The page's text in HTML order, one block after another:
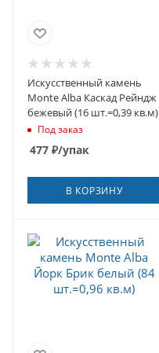
Искусственный камень
Monte Alba Каскад Рейндж
бежевый (16 шт.=0,39 кв.м)
Под заказ
477 ₽/упак
В КОРЗИНУ